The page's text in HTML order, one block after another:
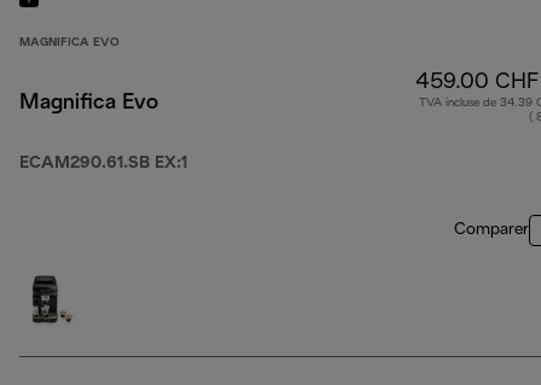
MAGNIFICA EVO
Magnifica Evo
ECAM290.61.SB EX:1
459.00 CHF
TVA incluse de 34.39
(
Comparer